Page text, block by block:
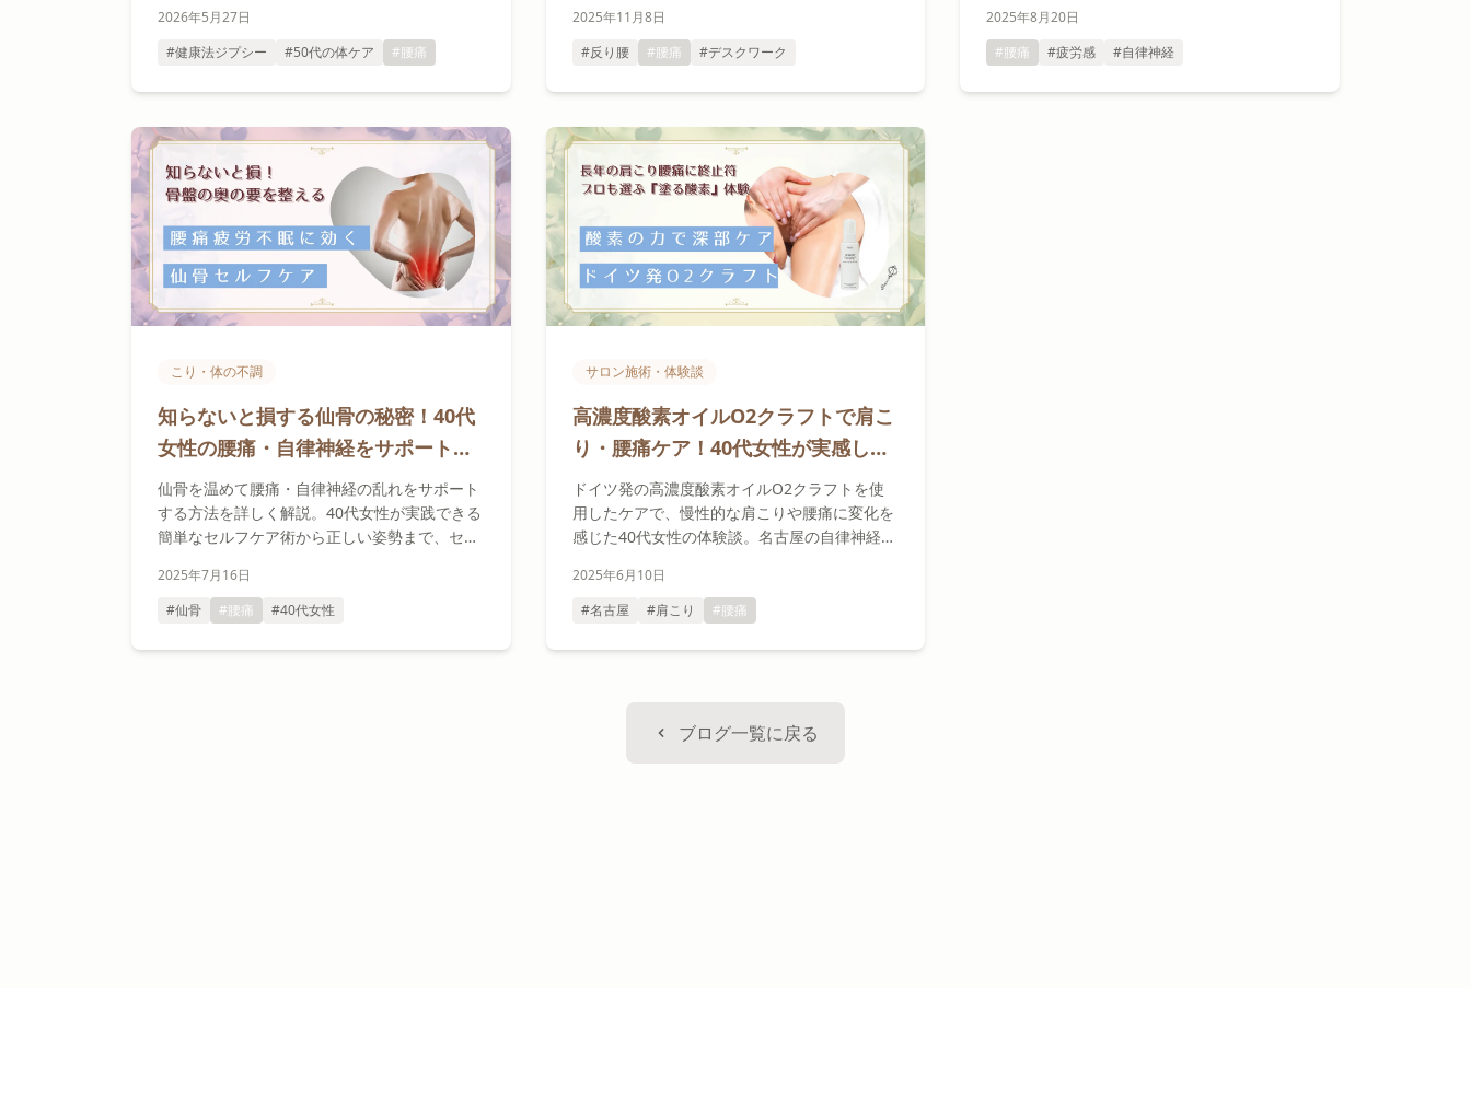
ーを卒業したAさんの3ヶ月と、セラピストが見
てきた共通パターンをお伝えします。
2026年5月27日
#健康法ジプシー
#50代の体ケア #腰痛
ます。
2025年11月8日
#反り腰
#腰痛 #デスクワーク
2025年8月20日
#腰痛
#疲労感 #自律神経
こり・体の不調
知らないと損する仙骨の秘密！40代
女性の腰痛・自律神経をサポートす
るセルフケア術
仙骨を温めて腰痛・自律神経の乱れをサポート
する方法を詳しく解説。40代女性が実践できる
簡単なセルフケア術から正しい姿勢まで、セラ
ます。
2025年7月16日
#仙骨
#腰痛 #40代女性
サロン施術・体験談
高濃度酸素オイルO2クラフトで肩こ
り・腰痛ケア！40代女性が実感した
即効性とは
ドイツ発の高濃度酸素オイルO2クラフトを使
用したケアで、慢性的な肩こりや腰痛に変化を
感じた40代女性の体験談。名古屋の自律神経調
しくご紹介します。
2025年6月10日
#名古屋
#肩こり #腰痛
ブログ一覧に戻る